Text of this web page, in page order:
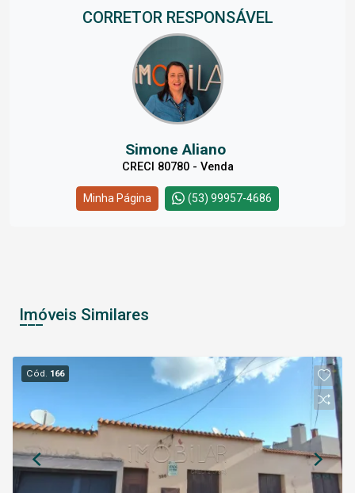
CORRETOR RESPONSÁVEL
Simone Aliano
CRECI 80780 - Venda
Minha Página (53) 99957-4686
Imóveis Similares
Cód. 166